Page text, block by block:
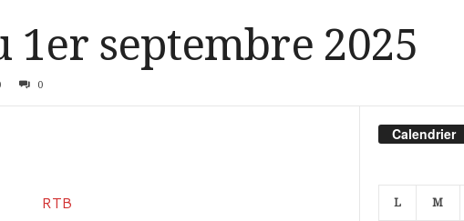
1er septembre 2025
0
Calendrier
L M